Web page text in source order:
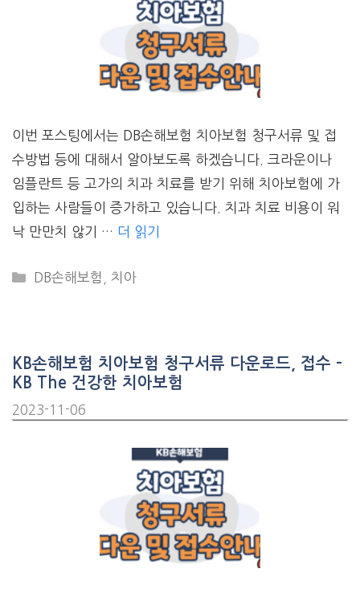
이번 포스팅에서는 DB손해보험 치아보험 청구서류 및 접
수방법 등에 대해서 알아보도록 하겠습니다. 크라운이나
임플란트 등 고가의 치과 치료를 받기 위해 치아보험에 가
입하는 사람들이 증가하고 있습니다. 치과 치료 비용이 워
낙 만만치 않기 … 더 읽기
CATEGORIES
DB손해보험 치아
KB손해보험 치아보험 청구서류 다운로드, 접수 –
KB The 건강한 치아보험
2023-11-06